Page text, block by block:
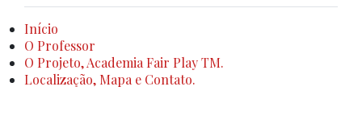
Início
O Professor
O Projeto, Academia Fair Play TM.
Localização, Mapa e Contato.